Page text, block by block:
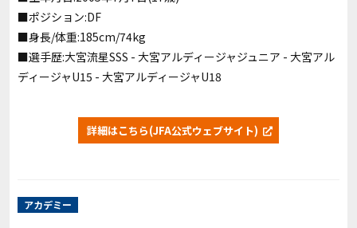
■ポジション:DF
■身長/体重:185cm/74kg
■選手歴:大宮流星SSS - 大宮アルディージャジュニア - 大宮アル
ディージャU15 - 大宮アルディージャU18
詳細はこちら(JFA公式ウェブサイト)
アカデミー